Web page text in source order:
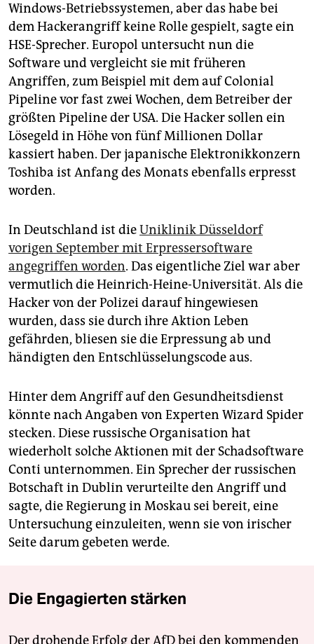
Windows-Betriebssystemen, aber das habe bei
dem Hackerangriff keine Rolle gespielt, sagte ein
HSE-Sprecher. Europol untersucht nun die
Software und vergleicht sie mit früheren
Angriffen, zum Beispiel mit dem auf Colonial
Pipeline vor fast zwei Wochen, dem Betreiber der
größten Pipeline der USA. Die Hacker sollen ein
Lösegeld in Höhe von fünf Millionen Dollar
kassiert haben. Der japanische Elektronikkonzern
Toshiba ist Anfang des Monats ebenfalls erpresst
worden.
In Deutschland ist dieUniklinik Düsseldorf
vorigen September mit Erpressersoftware
angegriffen worden. Das eigentliche Ziel war aber
vermutlich die Heinrich-Heine-Universität. Als die
Hacker von der Polizei darauf hingewiesen
wurden, dass sie durch ihre Aktion Leben
gefährden, bliesen sie die Erpressung ab und
händigten den Entschlüsselungscode aus.
Hinter dem Angriff auf den Gesundheitsdienst
könnte nach Angaben von Experten Wizard Spider
stecken. Diese russische Organisation hat
wiederholt solche Aktionen mit der Schadsoftware
Conti unternommen. Ein Sprecher der russischen
Botschaft in Dublin verurteilte den Angriff und
sagte, die Regierung in Moskau sei bereit, eine
Untersuchung einzuleiten, wenn sie von irischer
Seite darum gebeten werde.
Die Engagierten stärken
Der drohende Erfolg der AfD bei den kommenden